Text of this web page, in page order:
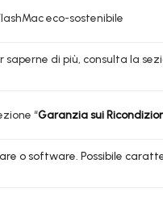
eco-sostenibile
saperne di più, consulta la
“Garanzia sui
o software. Possibile